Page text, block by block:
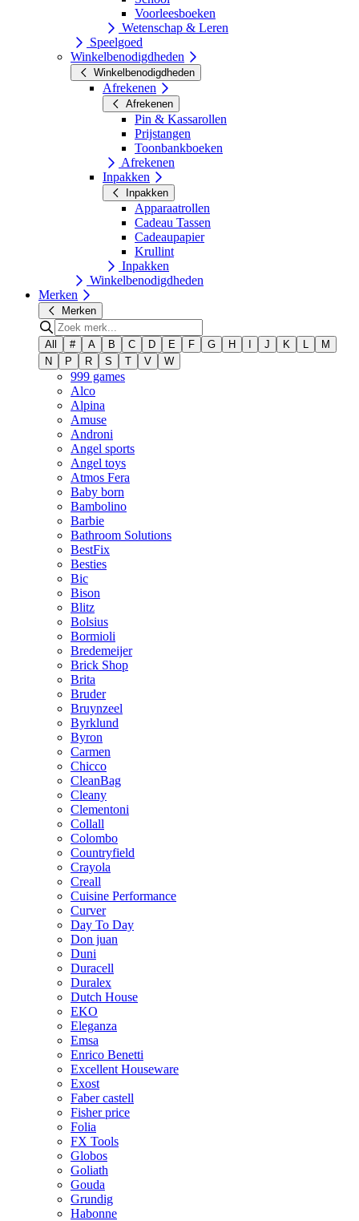
Voorleesboeken
Wetenschap & Leren
Speelgoed
Winkelbenodigdheden
Winkelbenodigdheden
Afrekenen
Afrekenen
Pin & Kassarollen
Prijstangen
Toonbankboeken
Afrekenen
Inpakken
Inpakken
Apparaatrollen
Cadeau Tassen
Cadeaupapier
Krullint
Inpakken
Winkelbenodigdheden
Merken
Merken
All # A B C D E F G H J K L
M
N
P R S T V W
999 games
Alco
Alpina
Amuse
Androni
Angel sports
Angel toys
Atmos Fera
Baby born
Bambolino
Barbie
Bathroom Solutions
BestFix
Besties
Bic
Bison
Blitz
Bolsius
Bormioli
Bredemeijer
Brick Shop
Brita
Bruder
Bruynzeel
Byrklund
Byron
Carmen
Chicco
CleanBag
Cleany
Clementoni
Collall
Colombo
Countryfield
Crayola
Creall
Cuisine Performance
Curver
Day To Day
Don juan
Duni
Duracell
Duralex
Dutch House
EKO
Eleganza
Emsa
Enrico Benetti
Excellent Houseware
Exost
Faber castell
Fisher price
Folia
FX Tools
Globos
Goliath
Gouda
Grundig
Habonne